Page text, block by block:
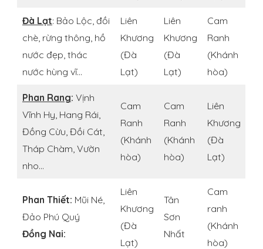
Đà Lạt: Bảo Lộc, đồi
chè, rừng thông, hồ
nước đẹp, thác
nước hùng vĩ…
Liên
Khương
(Đà
Lạt)
Liên
Khương
(Đà
Lạt)
Cam
Ranh
(Khánh
hòa)
Phan Rang: Vịnh
Vĩnh Hy, Hang Rái,
Đồng Cừu, Đồi Cát,
Tháp Chàm, Vườn
nho…
Cam
Ranh
(Khánh
hòa)
Cam
Ranh
(Khánh
hòa)
Liên
Khương
(Đà
Lạt)
Phan Thiết: Mũi Né,
Đảo Phú Quý
Đồng Nai:
Liên
Khương
(Đà
Lạt)
Tân
Sơn
Nhất
Cam
ranh
(Khánh
hòa)